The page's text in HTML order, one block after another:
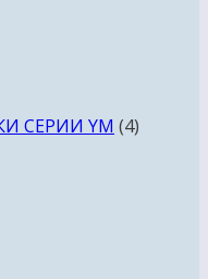
СЕРИИ YM 4